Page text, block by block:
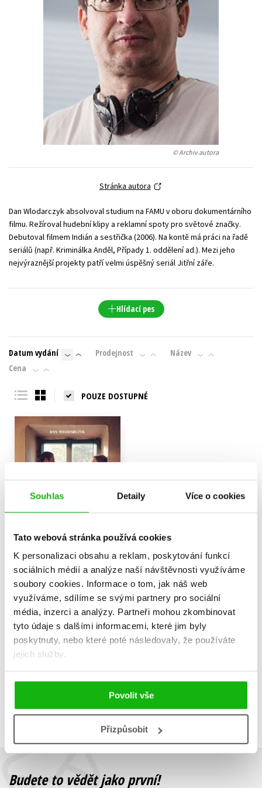
Souhlas Detaily Více o cookies
Tato webová stránka používá cookies
K personalizaci obsahu a reklam, poskytování funkcí
sociálních médií a analýze naší návštěvnosti využíváme
soubory cookies. Informace o tom, jak náš web
využíváme, sdílíme se svými partnery pro sociální
média, inzerci a analýzy. Partneři mohou zkombinovat
tyto údaje s dalšími informacemi, které jim byly
poskytnuty, nebo které poté následovaly, že používáte
jejich služby.
Povolit vše
Přizpůsobit
Zahraniční literatura Zdraví a životní styl
Všechny tituly
© Archiv autora
Stránka autora
Dan Wlodarczyk absolvoval studium na FAMU v oboru dokumentárního
filmu. Režíroval hudební klipy a reklamní spoty pro světové značky.
Debutoval filmem Indián a sestřička (2006). Na kontě má práci na řadě
seriálů (např. Kriminálka Anděl, Případy 1. oddělení ad.). Mezi jeho
nejvýraznější projekty patří velmi úspěšný seriál Jitřní záře.
Hlídací pes
Datum vydání Prodejnost
Název
Cena
POUZE DOSTUPNÉ
Jitřní záře
Dan Wlodarczyk
319 Kč399 Kč
Do košíku
Zobrazuji 1 až 1 z celkem 1 záznamů
Předchozí 1 Další
Budete to vědět jako první!